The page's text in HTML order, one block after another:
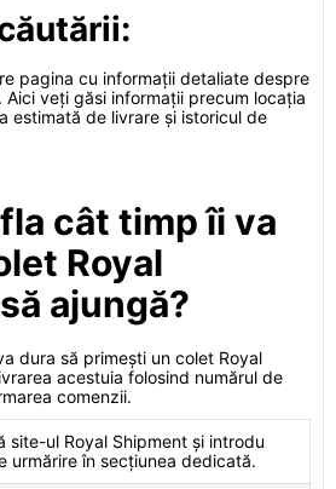
pagina cu informații detaliate despre
Aici veți găsi informații precum locația
estimată de livrare și istoricul de
cât timp îi va
Royal
ajungă?
dura să primești un colet Royal
acestuia folosind numărul de
comenzii.
site-ul Royal Shipment și introdu
urmărire în secțiunea dedicată.